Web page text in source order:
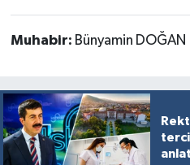
Muhabir: Bünyamin DOĞAN